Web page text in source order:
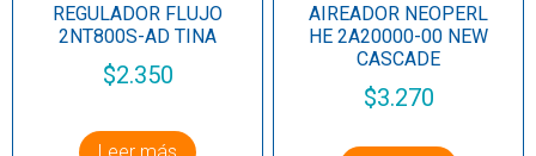
REGULADOR FLUJO
2NT800S-AD TINA
$2.350
AIREADOR NEOPERL
HE 2A20000-00 NEW
CASCADE
$3.270